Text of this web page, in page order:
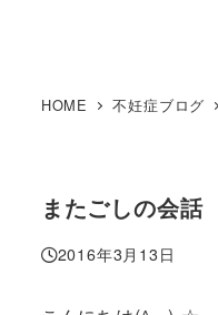
HOME 不妊症ブログ
またごしの会話
投稿日
2016年3月13日